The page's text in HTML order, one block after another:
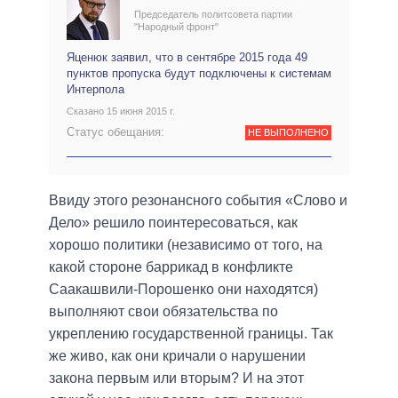
Председатель политсовета партии
"Народный фронт"
Яценюк заявил, что в сентябре 2015 года 49
пунктов пропуска будут подключены к системам
Интерпола
Сказано 15 июня 2015 г.
Статус обещания: НЕ ВЫПОЛНЕНО
Ввиду этого резонансного события «Слово и
Дело» решило поинтересоваться, как
хорошо политики (независимо от того, на
какой стороне баррикад в конфликте
Саакашвили-Порошенко они находятся)
выполняют свои обязательства по
укреплению государственной границы. Так
же живо, как они кричали о нарушении
закона первым или вторым? И на этот